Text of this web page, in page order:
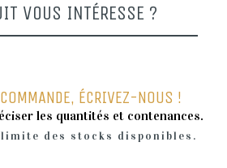
VOUS INTÉRESSE ?
ÉCRIVEZ-NOUS !
les quantités et contenances.
des stocks disponibles.